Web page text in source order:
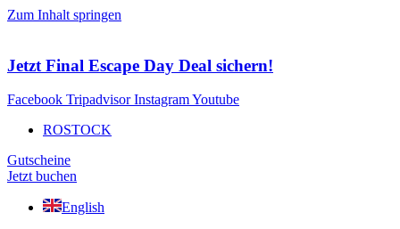
Zum Inhalt springen
Jetzt Final Escape Day Deal sichern!
Facebook Tripadvisor InstagramYoutube
ROSTOCK
Gutscheine
Jetzt buchen
English